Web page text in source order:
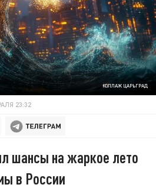
КОЛЛАЖ ЦАРЬГРАД
23:32
шансы на жаркое лето
в России